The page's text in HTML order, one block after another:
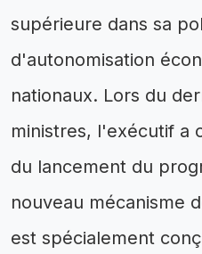
supérieure dans sa
d'autonomisation
nationaux. Lors du
ministres, l'exécutif a
du lancement du
nouveau mécanisme
est spécialement